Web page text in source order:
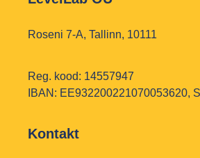
Roseni 7-A, Tallinn, 10111
Reg. kood: 14557947
IBAN: EE932200221070053620,
Kontakt